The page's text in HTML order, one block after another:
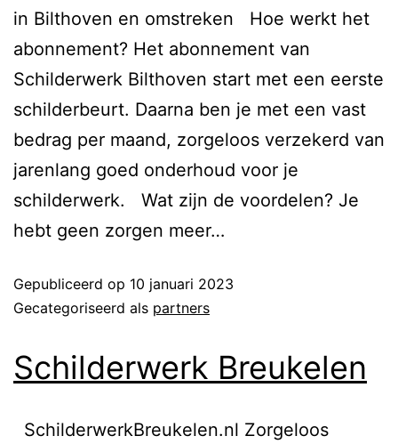
in Bilthoven en omstreken Hoe werkt het
abonnement?​ Het abonnement van
Schilderwerk Bilthoven start met een eerste
schilderbeurt. Daarna ben je met een vast
bedrag per maand, zorgeloos verzekerd van
jarenlang goed onderhoud voor je
schilderwerk. Wat zijn de voordelen? Je
hebt geen zorgen meer…
Gepubliceerd op 10 januari 2023
Gecategoriseerd als partners
Schilderwerk Breukelen
SchilderwerkBreukelen.nl Zorgeloos